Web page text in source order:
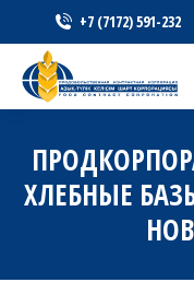
+7 (7172) 591-232
ХЛЕБНЫЕ